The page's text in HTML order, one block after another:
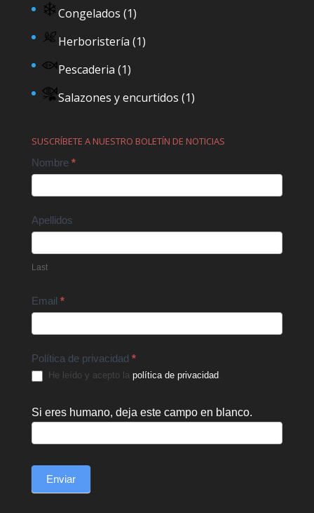
Congelados (1)
Herboristería (1)
Pescaderia (1)
Salazones y encurtidos (1)
SUSCRÍBETE A NUESTRO BOLETÍN DE NOTICIAS
Contact
Nombre *
Apellidos
Last
Email *
Política de privacidad *
He leído y acepto la política de privacidad.
Si eres humano, deja este campo en blanco.
Enviar